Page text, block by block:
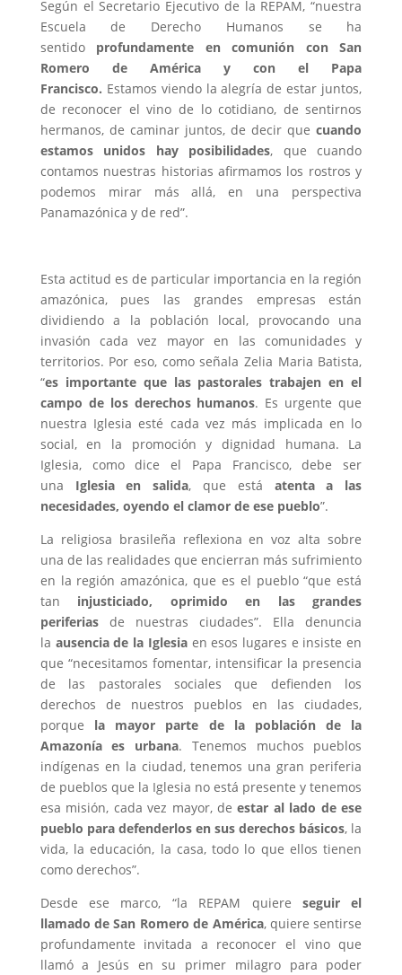
Según el Secretario Ejecutivo de la REPAM, “nuestra
Escuela de Derecho Humanos se ha
sentido profundamente en comunión con San
Romero de América y con el Papa
Francisco. Estamos viendo la alegría de estar juntos,
de reconocer el vino de lo cotidiano, de sentirnos
hermanos, de caminar juntos, de decir quecuando
estamos unidos hay posibilidades, que cuando
contamos nuestras historias afirmamos los rostros y
podemos mirar más allá, en una perspectiva
Panamazónica y de red”.
Esta actitud es de particular importancia en la región
amazónica, pues las grandes empresas están
dividiendo a la población local, provocando una
invasión cada vez mayor en las comunidades y
territorios. Por eso, como señala Zelia Maria Batista,
“es importante que las pastorales trabajen en el
campo de los derechos humanos. Es urgente que
nuestra Iglesia esté cada vez más implicada en lo
social, en la promoción y dignidad humana. La
Iglesia, como dice el Papa Francisco, debe ser
una Iglesia en salida, que está atenta a las
necesidades, oyendo el clamor de ese pueblo”.
La religiosa brasileña reflexiona en voz alta sobre
una de las realidades que encierran más sufrimiento
en la región amazónica, que es el pueblo “que está
tan injusticiado, oprimido en las grandes
periferiasde nuestras ciudades”. Ella denuncia
la ausencia de la Iglesiaen esos lugares e insiste en
que “necesitamos fomentar, intensificar la presencia
de las pastorales sociales que defienden los
derechos de nuestros pueblos en las ciudades,
porque la mayor parte de la población de la
Amazonía es urbana. Tenemos muchos pueblos
indígenas en la ciudad, tenemos una gran periferia
de pueblos que la Iglesia no está presente y tenemos
esa misión, cada vez mayor, deestar al lado de ese
pueblo para defenderlos en sus derechos básicos, la
vida, la educación, la casa, todo lo que ellos tienen
como derechos”.
Desde ese marco, “la REPAM quiere seguir el
llamado de San Romero de América, quiere sentirse
profundamente invitada a reconocer el vino que
llamó a Jesús en su primer milagro para poder